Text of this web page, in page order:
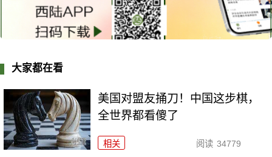
大家都在看
美国对盟友捅刀！中国这步棋，
全世界都看傻了
相关 阅读 34779